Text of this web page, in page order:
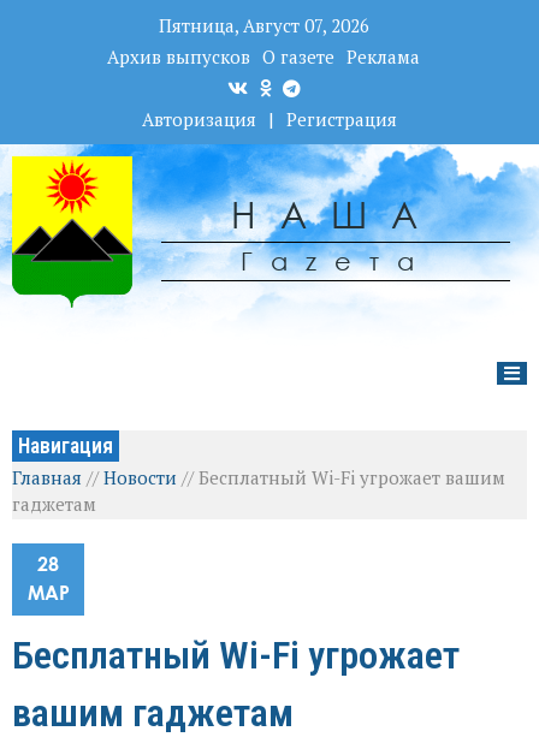
Пятница, Август 07, 2026
Архив выпусков О газете Реклама
Авторизация | Регистрация
НАША
Гаzета
Навигация
Главная //Новости //Бесплатный Wi-Fi угрожает вашим
гаджетам
28
МАР
Бесплатный Wi-Fi угрожает
вашим гаджетам